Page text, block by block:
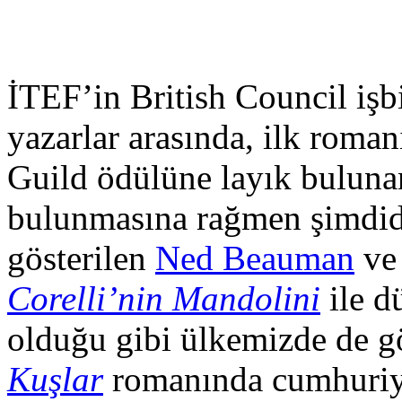
İTEF’in British Council
yazarlar arasında, ilk
Guild ödülüne layık
bulunmasına rağmen
gösterilen Ned Beauman
Corelli’nin Mandolini ile
olduğu gibi ülkemizde de
Kuşlarromanında